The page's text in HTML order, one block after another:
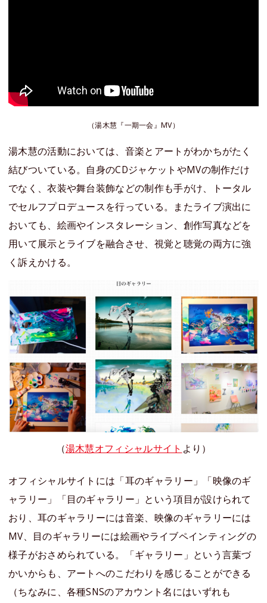
（湯木慧『一期一会』MV）
湯木慧の活動においては、音楽とアートがわかちがたく
結びついている。自身のCDジャケットやMVの制作だけ
でなく、衣装や舞台装飾などの制作も手がけ、トータル
でセルフプロデュースを行っている。またライブ演出に
おいても、絵画やインスタレーション、創作写真などを
用いて展示とライブを融合させ、視覚と聴覚の両方に強
く訴えかける。
（湯木慧オフィシャルサイト より）
オフィシャルサイトには「耳のギャラリー」「映像のギ
ャラリー」「目のギャラリー」という項目が設けられて
おり、耳のギャラリーには音楽、映像のギャラリーには
MV、目のギャラリーには絵画やライブペインティングの
様子がおさめられている。「ギャラリー」という言葉づ
かいからも、アートへのこだわりを感じることができる
（ちなみに、各種SNSのアカウント名にはいずれも